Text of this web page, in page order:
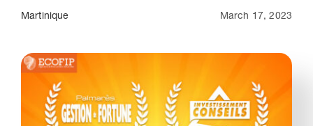
Actus
Martinique March 17, 2023